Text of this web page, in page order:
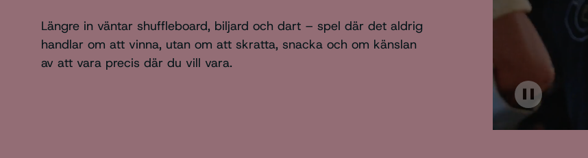
Längre in väntar shuffleboard, biljard och dart – spel där det aldrig
handlar om att vinna, utan om att skratta, snacka och om känslan
av att vara precis där du vill vara.